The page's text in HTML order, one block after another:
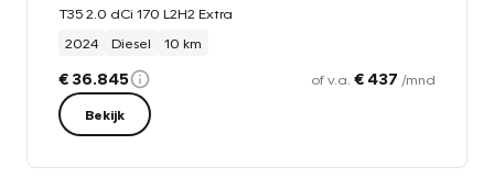
T35 2.0 dCi 170 L2H2 Extra
2024
Diesel 10 km
€ 36.845 of v.a. € 437 /mnd
Bekijk